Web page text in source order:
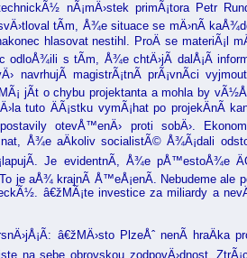
nÃ¡mÄ›stek primÃ¡tora Petr
tÃ­m, Å¾e situace se mÄ›nÃ­
hlasovat nestihl. ProÄ se
odloÅ¾ili s tÃ­m, Å¾e chtÄ›jÃ­ dalÅ¡Ã­
navrhujÃ­ magistrÃ¡tnÃ­ prÃ¡vnÃ­ci
jÃ­t o chybu projektanta a mohla by
tuto ÄÃ¡stku vymÃ¡hat po
otevÅ™enÄ› proti sobÄ›.
Å¾e aÄkoliv socialistÃ© Å¾Ã¡dali
Je evidentnÃ­, Å¾e pÅ™estoÅ¾e
je aÅ¾ krajnÃ­ Å™eÅ¡enÃ­. Nebudeme ale
â€žMÃ¡te investice za miliardy a
â€žMÄ›sto PlzeÅˆ nenÃ­
na sebe obrovskou zodpovÄ›dnost.